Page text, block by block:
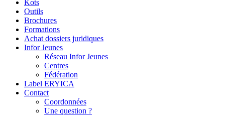
Kots
Outils
Brochures
Formations
Achat dossiers juridiques
Infor Jeunes
Réseau Infor Jeunes
Centres
Fédération
Label ERYICA
Contact
Coordonnées
Une question ?